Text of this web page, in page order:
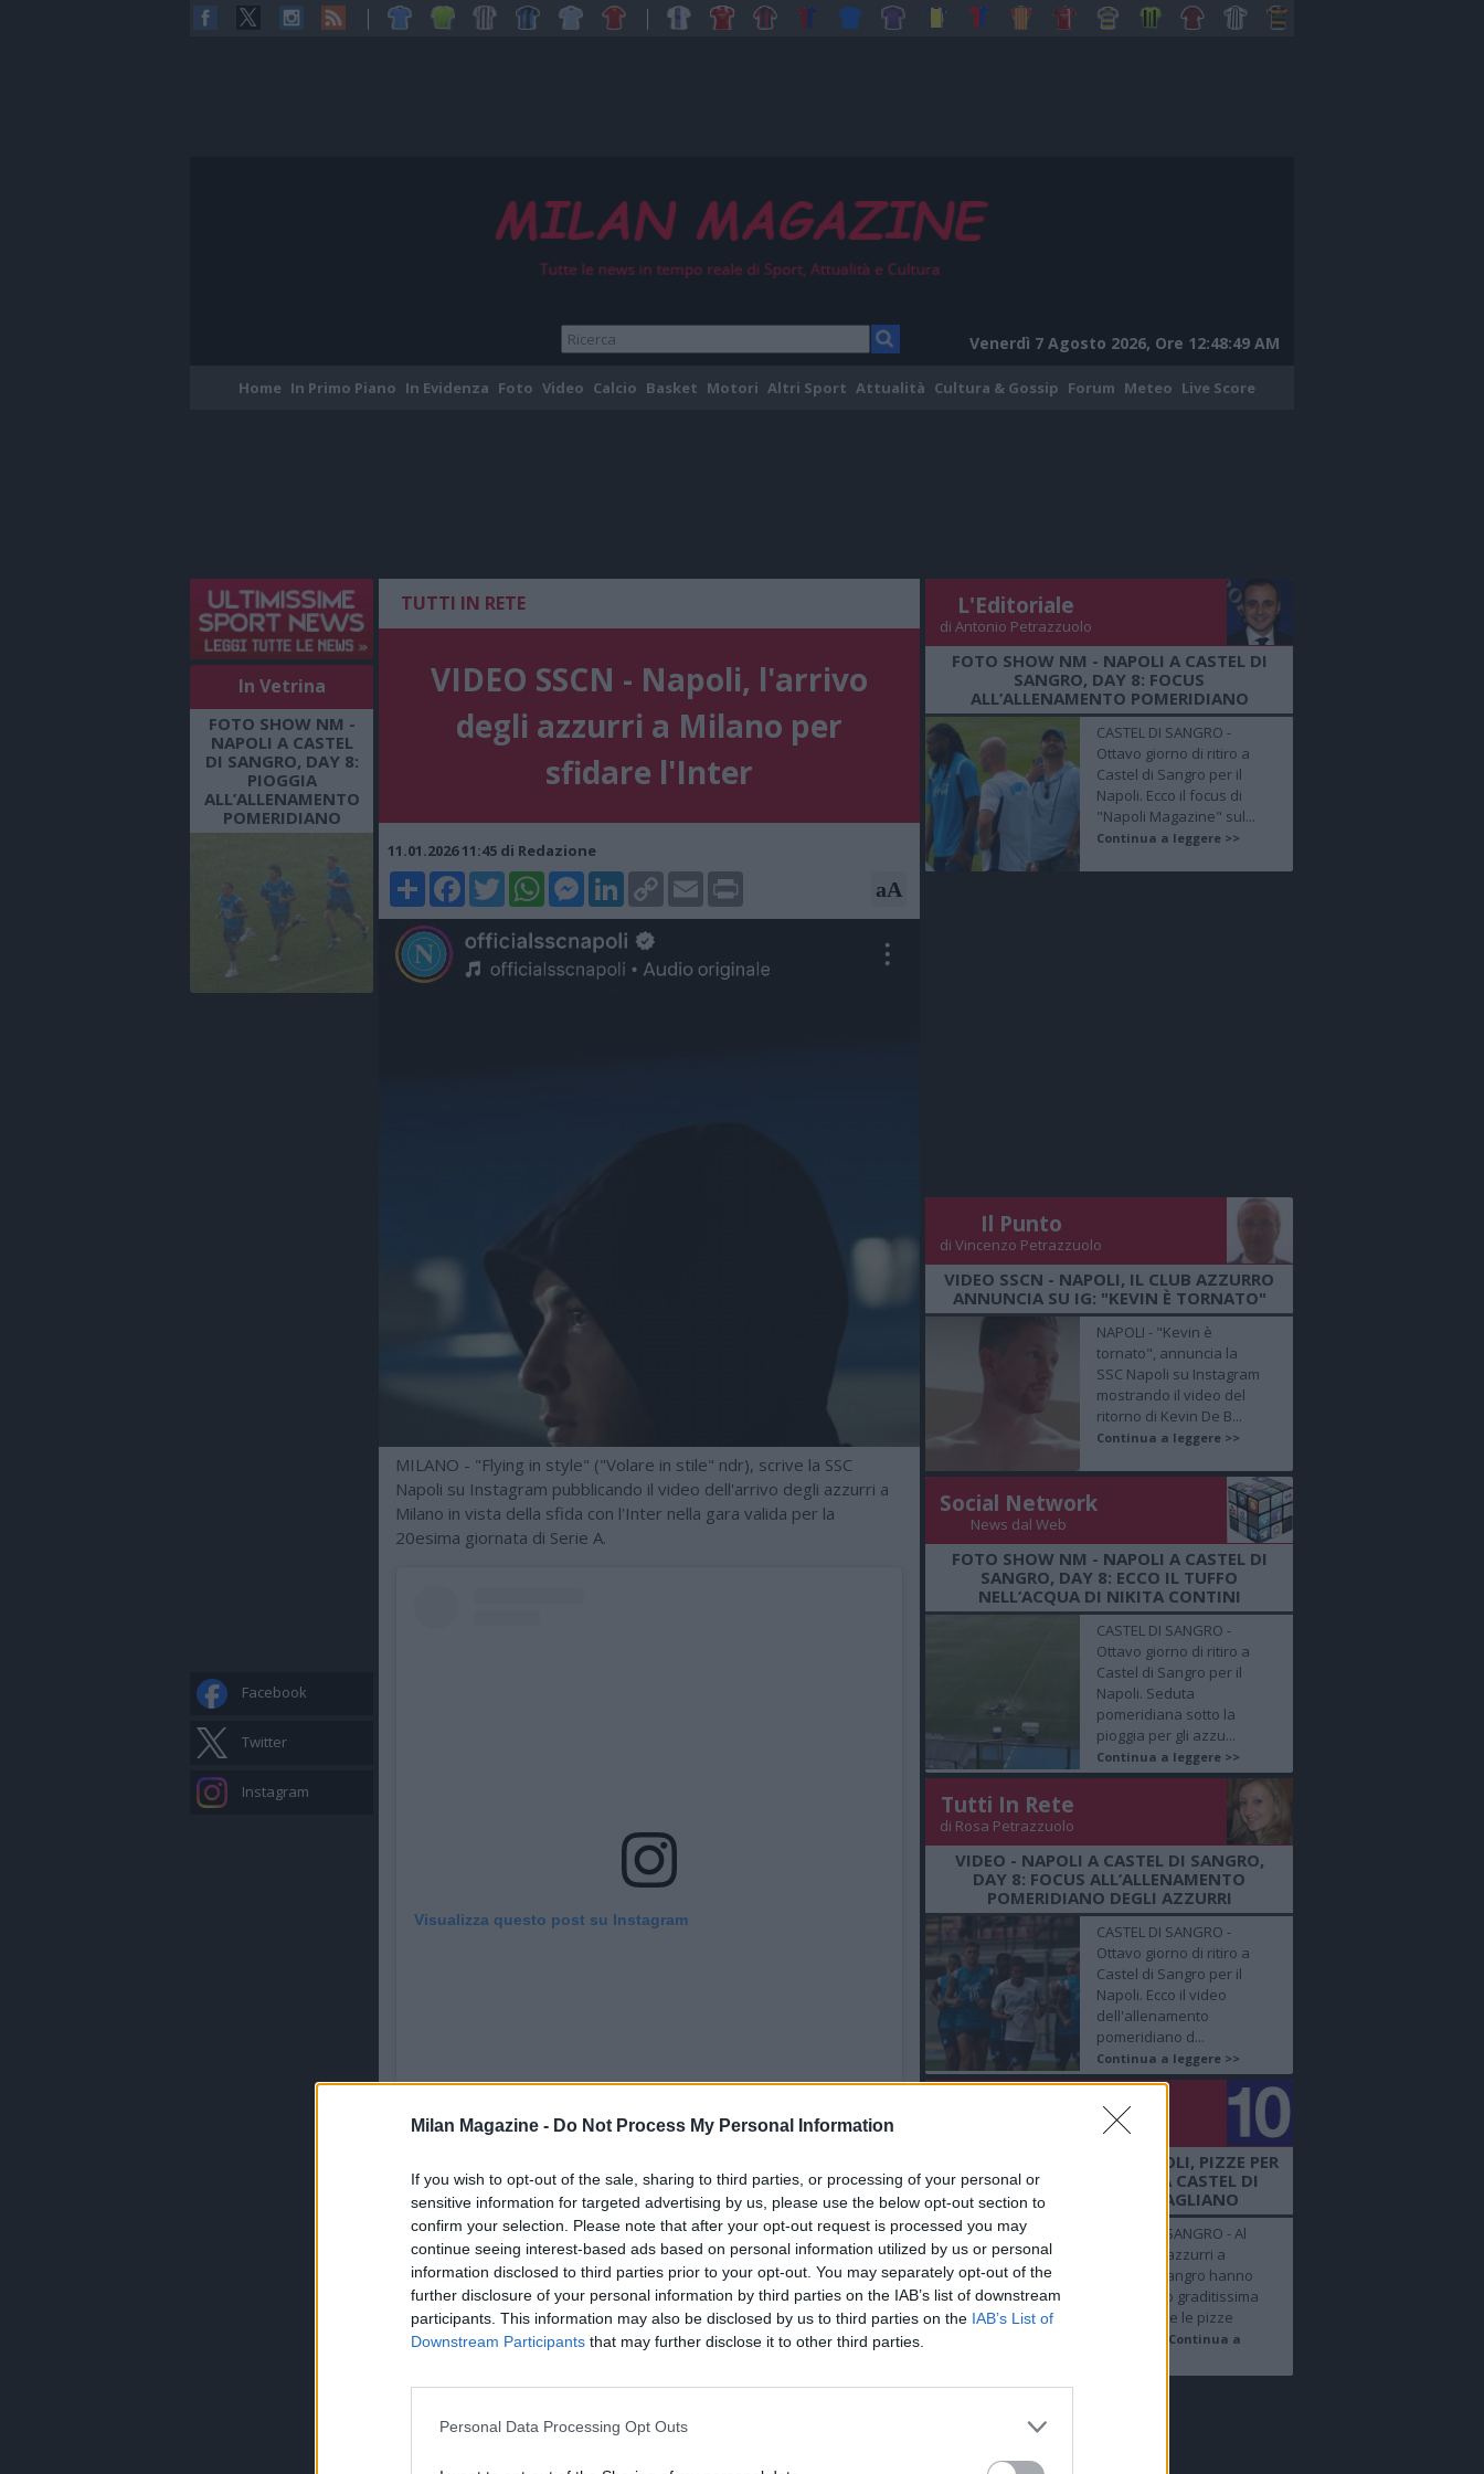
Milan Magazine - Do Not Process My Personal Information
If you wish to opt-out of the sale, sharing to third parties, or processing of your personal or
sensitive information for targeted advertising by us, please use the below opt-out section to
confirm your selection. Please note that after your opt-out request is processed you may
continue seeing interest-based ads based on personal information utilized by us or personal
information disclosed to third parties prior to your opt-out. You may separately opt-out of the
further disclosure of your personal information by third parties on the IAB’s list of downstream
participants. This information may also be disclosed by us to third parties on the IAB’s List of
Downstream Participants that may further disclose it to other third parties.
Personal Data Processing Opt Outs
Venerdì 7 Agosto 2026, Ore 12:48:50 AM
Home In Primo Piano In Evidenza Foto Video Calcio Basket Motori Altri Sport Attualità Cultura & Gossip Forum Meteo Live Score
In Vetrina
FOTO SHOW NM -
NAPOLI A CASTEL
DI SANGRO, DAY 8:
PIOGGIA
ALL’ALLENAMENTO
POMERIDIANO
Facebook
Twitter
Instagram
TUTTI IN RETE
VIDEO SSCN - Napoli, l'arrivo
degli azzurri a Milano per
sfidare l'Inter
11.01.2026 11:45 di Redazione
ShareFacebookTwitterWhatsAppMessenger
LinkedIn
Copy
Link
Email Print aA
MILANO - "Flying in style" ("Volare in stile" ndr), scrive la SSC
Napoli su Instagram pubblicando il video dell'arrivo degli azzurri a
Milano in vista della sfida con l'Inter nella gara valida per la
20esima giornata di Serie A.
Visualizza questo post su Instagram
Un post condiviso da SSC Napoli (@officialsscnapoli)
ULTIMISSIME TUTTI IN RETE
l'arrivo degli azzurri a Milano per
21.04 10:11 - FOTO NM - Lobotka a
L'Editoriale
di Antonio Petrazzuolo
FOTO SHOW NM - NAPOLI A CASTEL DI
SANGRO, DAY 8: FOCUS
ALL’ALLENAMENTO POMERIDIANO
CASTEL DI SANGRO -
Ottavo giorno di ritiro a
Castel di Sangro per il
Napoli. Ecco il focus di
"Napoli Magazine" sul...
Continua a leggere >>
Il Punto
di Vincenzo Petrazzuolo
VIDEO SSCN - NAPOLI, IL CLUB AZZURRO
ANNUNCIA SU IG: "KEVIN È TORNATO"
NAPOLI - "Kevin è
tornato", annuncia la
SSC Napoli su Instagram
mostrando il video del
ritorno di Kevin De B...
Continua a leggere >>
Social Network
News dal Web
FOTO SHOW NM - NAPOLI A CASTEL DI
SANGRO, DAY 8: ECCO IL TUFFO
NELL’ACQUA DI NIKITA CONTINI
CASTEL DI SANGRO -
Ottavo giorno di ritiro a
Castel di Sangro per il
Napoli. Seduta
pomeridiana sotto la
pioggia per gli azzu...
Continua a leggere >>
Tutti In Rete
di Rosa Petrazzuolo
VIDEO - NAPOLI A CASTEL DI SANGRO,
DAY 8: FOCUS ALL’ALLENAMENTO
POMERIDIANO DEGLI AZZURRI
CASTEL DI SANGRO -
Ottavo giorno di ritiro a
Castel di Sangro per il
Napoli. Ecco il video
dell'allenamento
pomeridiano d...
Continua a leggere >>
VIDEO + FOTO SHOW - NAPOLI, PIZZE PER
GLI AZZURRI NEL RITIRO A CASTEL DI
SANGRO BY DIEGO VITAGLIANO
CASTEL DI SANGRO - Al
ritiro degli azzurri a
Castel di Sangro hanno
fatto la loro graditissima
apparizione le pizze
Continua a